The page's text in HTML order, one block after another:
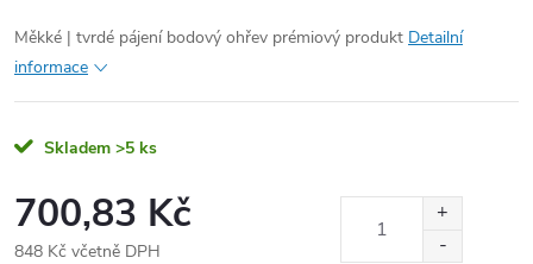
Měkké | tvrdé pájení bodový ohřev prémiový produkt Detailní
informace
Skladem >5 ks
700,83 Kč
848 Kč včetně DPH